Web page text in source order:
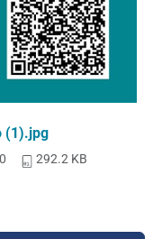
(1).jpg
292.2 KB